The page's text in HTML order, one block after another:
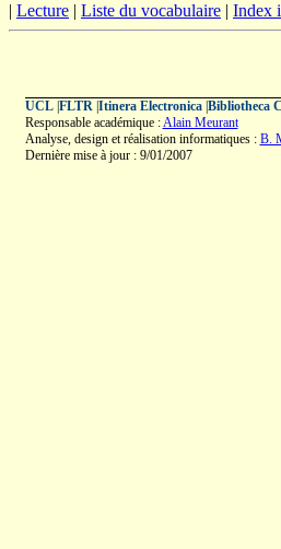
| Lecture | Liste du vocabulaire | Index
UCL| FLTR| Itinera Electronica| Bibliotheca
Responsable académique :Alain Meurant
Analyse, design et réalisation informatiques : B.
Dernière mise à jour : 9/01/2007